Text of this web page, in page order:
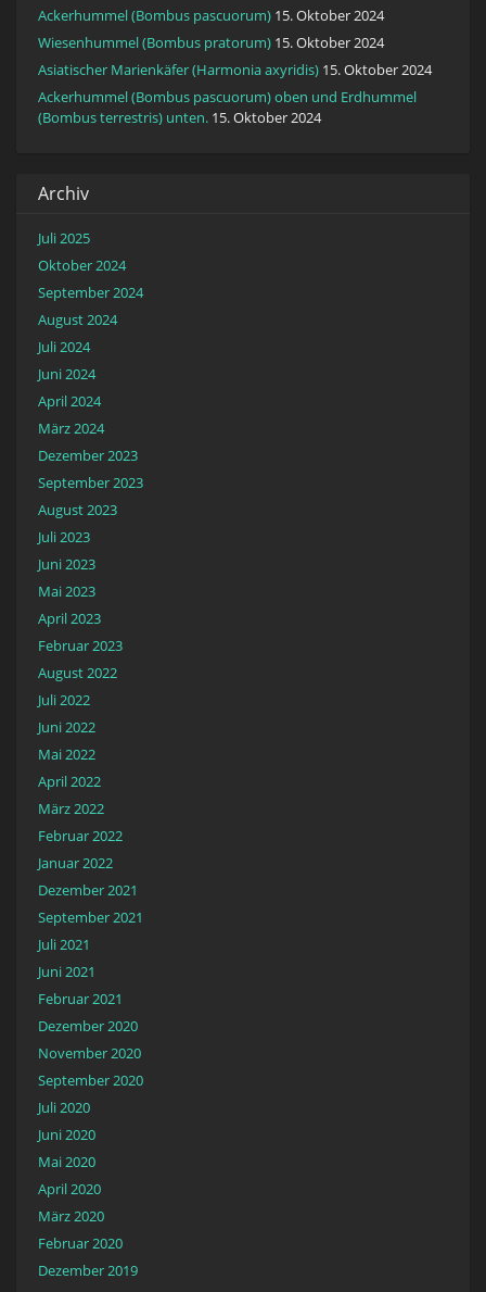
Ackerhummel (Bombus pascuorum) 15. Oktober 2024
Wiesenhummel (Bombus pratorum) 15. Oktober 2024
Asiatischer Marienkäfer (Harmonia axyridis) 15. Oktober 2024
Ackerhummel (Bombus pascuorum) oben und Erdhummel
(Bombus terrestris) unten. 15. Oktober 2024
Archiv
Juli 2025
Oktober 2024
September 2024
August 2024
Juli 2024
Juni 2024
April 2024
März 2024
Dezember 2023
September 2023
August 2023
Juli 2023
Juni 2023
Mai 2023
April 2023
Februar 2023
August 2022
Juli 2022
Juni 2022
Mai 2022
April 2022
März 2022
Februar 2022
Januar 2022
Dezember 2021
September 2021
Juli 2021
Juni 2021
Februar 2021
Dezember 2020
November 2020
September 2020
Juli 2020
Juni 2020
Mai 2020
April 2020
März 2020
Februar 2020
Dezember 2019